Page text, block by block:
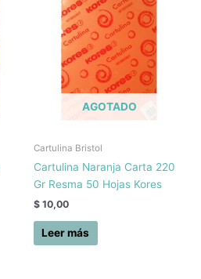
AGOTADO
Cartulina Bristol
Cartulina Naranja Carta 220
Gr Resma 50 Hojas Kores
$ 10,00
Leer más